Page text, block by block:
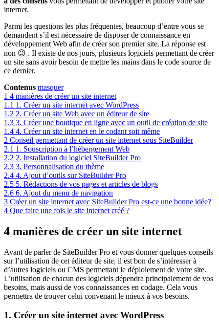
internet.
Parmi les questions les plus fréquentes, beaucoup d’entre vous se
demandent s’il est nécessaire de disposer de connaissance en
développement Web afin de créer son premier site. La réponse est
non 😉 . Il existe de nos jours, plusieurs logiciels permettant de créer
un site sans avoir besoin de mettre les mains dans le code source de
ce dernier.
Contenus masquer
1 4 manières de créer un site internet
1.1 1. Créer un site internet avec WordPress
1.2 2. Créer un site Web avec un éditeur de site
1.3 3. Créer une boutique en ligne avec un outil de création de site
1.4 4. Créer un site internet en le codant soit même
2 Conseil permettant de créer un site internet sous SiteBuilder
2.1 1. Souscription à l’hébergement Web
2.2 2. Installation du logiciel SiteBuilder Pro
2.3 3. Personnalisation du thème
2.4 4. Ajout d’outils sur SiteBuilder Pro
2.5 5. Rédactions de vos pages et articles de blogs
2.6 6. Ajout du menu de navigation
3 Créer un site internet avec SiteBuilder Pro est-ce une bonne idée?
4 Que faire une fois le site internet créé ?
4 manières de créer un site internet
Avant de parler de SiteBuilder Pro et vous donner quelques conseils
sur l’utilisation de cet éditeur de site, il est bon de s’intéresser à
d’autres logiciels ou CMS permettant le déploiement de votre site.
L’utilisation de chacun des logiciels dépendra principalement de vos
besoins, mais aussi de vos connaissances en codage. Cela vous
permettra de trouver celui convenant le mieux à vos besoins.
1. Créer un site internet avec WordPress